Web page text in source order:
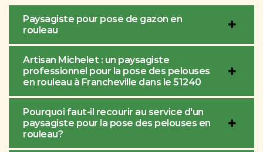
Paysagiste pour pose de gazon en
rouleau
Artisan Michelet : un paysagiste
professionnel pour la pose des pelouses
en rouleau à Francheville dans le 51240
Pourquoi faut-il recourir au service d'un
paysagiste pour la pose des pelouses en
rouleau?